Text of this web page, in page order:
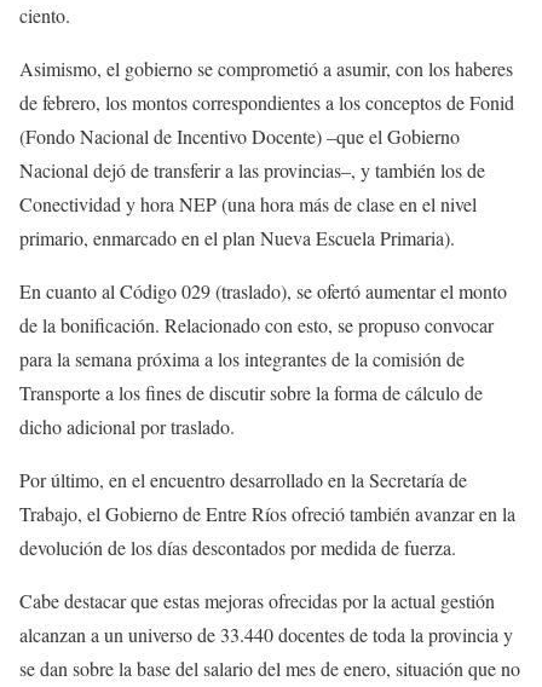
ciento.
Asimismo, el gobierno se comprometió a asumir, con los haberes
de febrero, los montos correspondientes a los conceptos de Fonid
(Fondo Nacional de Incentivo Docente) –que el Gobierno
Nacional dejó de transferir a las provincias–, y también los de
Conectividad y hora NEP (una hora más de clase en el nivel
primario, enmarcado en el plan Nueva Escuela Primaria).
En cuanto al Código 029 (traslado), se ofertó aumentar el monto
de la bonificación. Relacionado con esto, se propuso convocar
para la semana próxima a los integrantes de la comisión de
Transporte a los fines de discutir sobre la forma de cálculo de
dicho adicional por traslado.
Por último, en el encuentro desarrollado en la Secretaría de
Trabajo, el Gobierno de Entre Ríos ofreció también avanzar en la
devolución de los días descontados por medida de fuerza.
Cabe destacar que estas mejoras ofrecidas por la actual gestión
alcanzan a un universo de 33.440 docentes de toda la provincia y
se dan sobre la base del salario del mes de enero, situación que no